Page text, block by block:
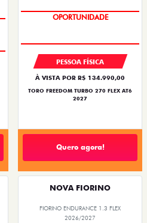
SUPERVALORIZAÇÃO DO USADO
PESSOA FÍSICA
À VISTA POR R$ 134.990,00
TORO FREEDOM TURBO 270 FLEX AT6
2027
Quero agora!
NOVA FIORINO
FIORINO ENDURANCE 1.3 FLEX
2026/2027